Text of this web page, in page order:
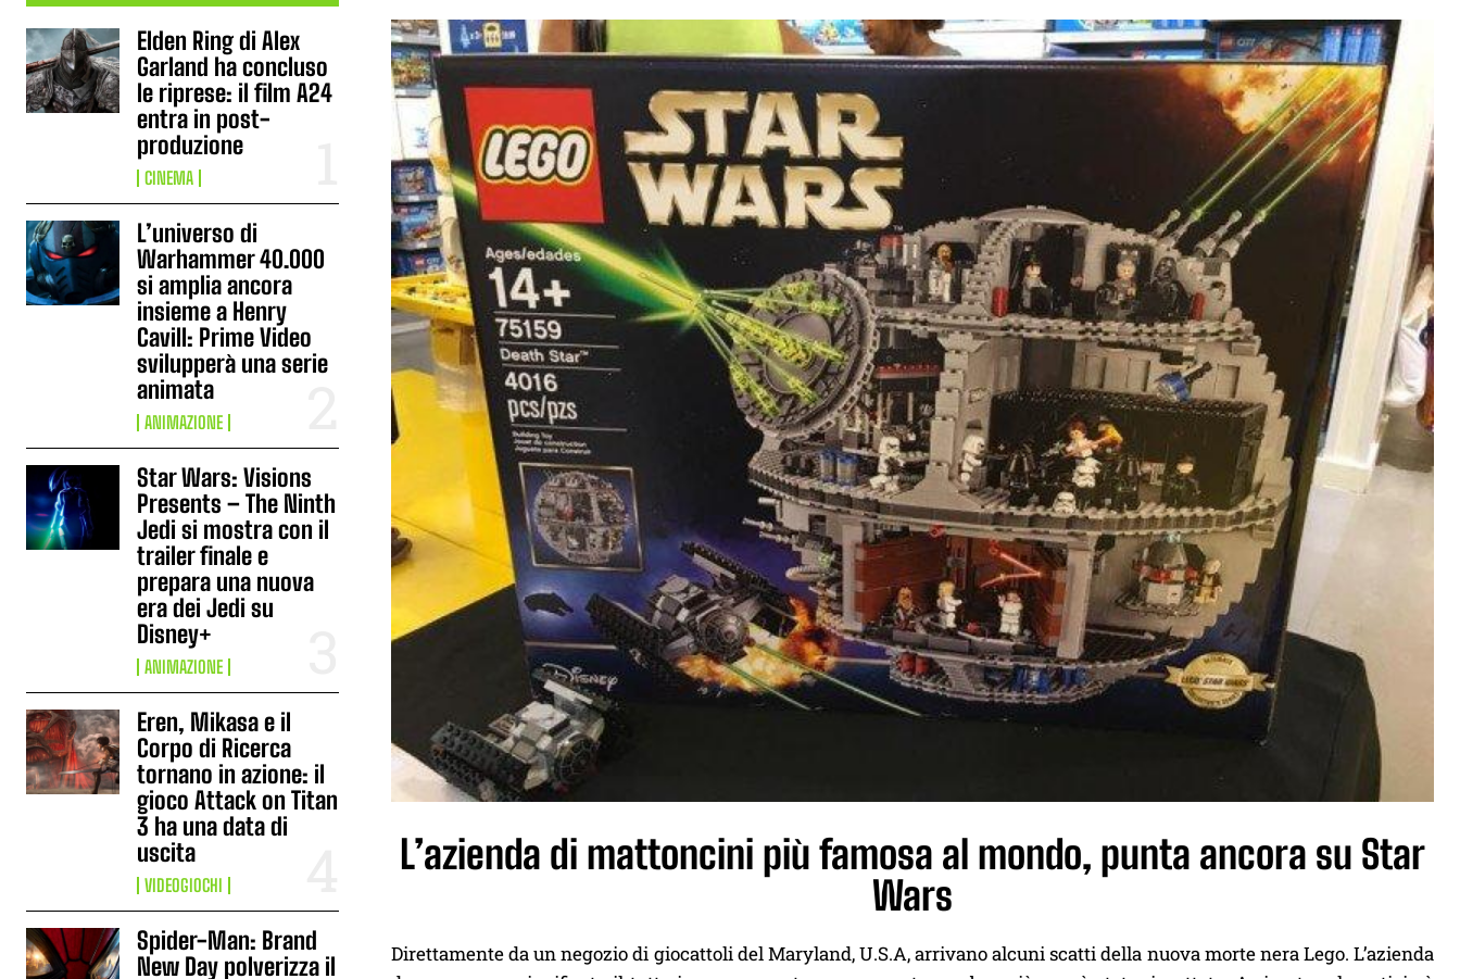
Elden Ring di Alex
Garland ha concluso
le riprese: il film A24
entra in post-
produzione
CINEMA
L’universo di
Warhammer 40.000
si amplia ancora
insieme a Henry
Cavill: Prime Video
svilupperà una serie
animata
ANIMAZIONE
Star Wars: Visions
Presents – The Ninth
Jedi si mostra con il
trailer finale e
prepara una nuova
era dei Jedi su
Disney+
ANIMAZIONE
Eren, Mikasa e il
Corpo di Ricerca
tornano in azione: il
gioco Attack on Titan
3 ha una data di
uscita
VIDEOGIOCHI
Spider-Man: Brand
New Day polverizza il
L’azienda di mattoncini più famosa al mondo, punta ancora su Star
Wars
Direttamente da un negozio di giocattoli del Maryland, U.S.A, arrivano alcuni scatti della nuova morte nera Lego. L’azienda